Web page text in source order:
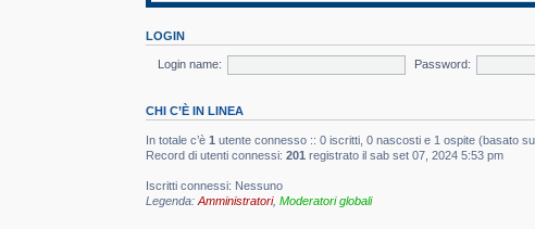
LOGIN
Login name: Password:
CHI C’È IN LINEA
In totale c’è1 utente connesso :: 0 iscritti, 0 nascosti e 1 ospite (basato
Record di utenti connessi:201 registrato il sab set 07, 2024 5:53 pm
Iscritti connessi: Nessuno
Legenda:Amministratori,Moderatori globali